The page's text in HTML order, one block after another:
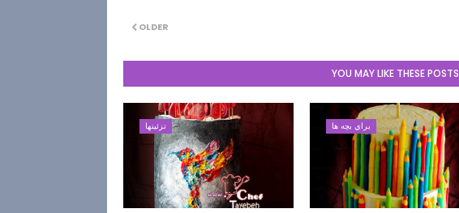
OLDER
YOU MAY LIKE THESE POSTS
تزئینها براي بچه ها